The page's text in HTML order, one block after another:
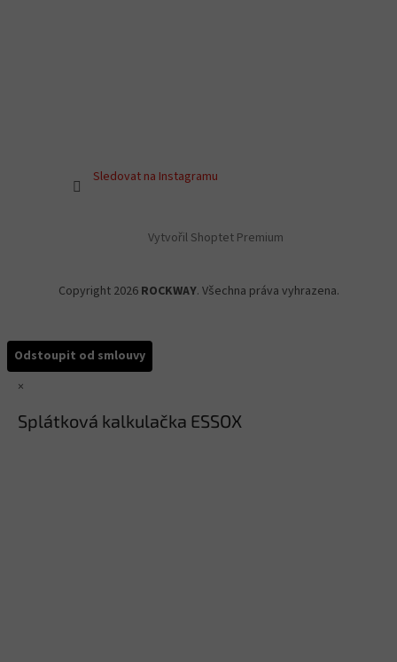
Sledovat na Instagramu
Vytvořil Shoptet Premium
Copyright 2026 ROCKWAY. Všechna práva vyhrazena.
Odstoupit od smlouvy
×
Splátková kalkulačka ESSOX